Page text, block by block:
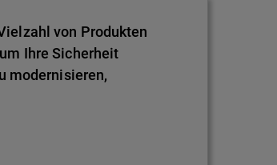
von Produkten
Ihre Sicherheit
modernisieren,